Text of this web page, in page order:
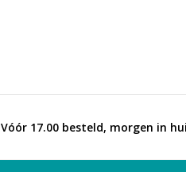
Vóór 17.00 besteld, morgen in